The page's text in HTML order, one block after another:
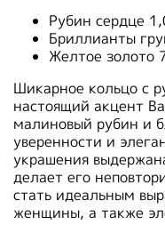
Рубин сердце
Бриллианты
Желтое золото
Шикарное кольцо с
настоящий акцент
малиновый рубин и
уверенности и
украшения
делает его
стать идеальным
женщины, а также